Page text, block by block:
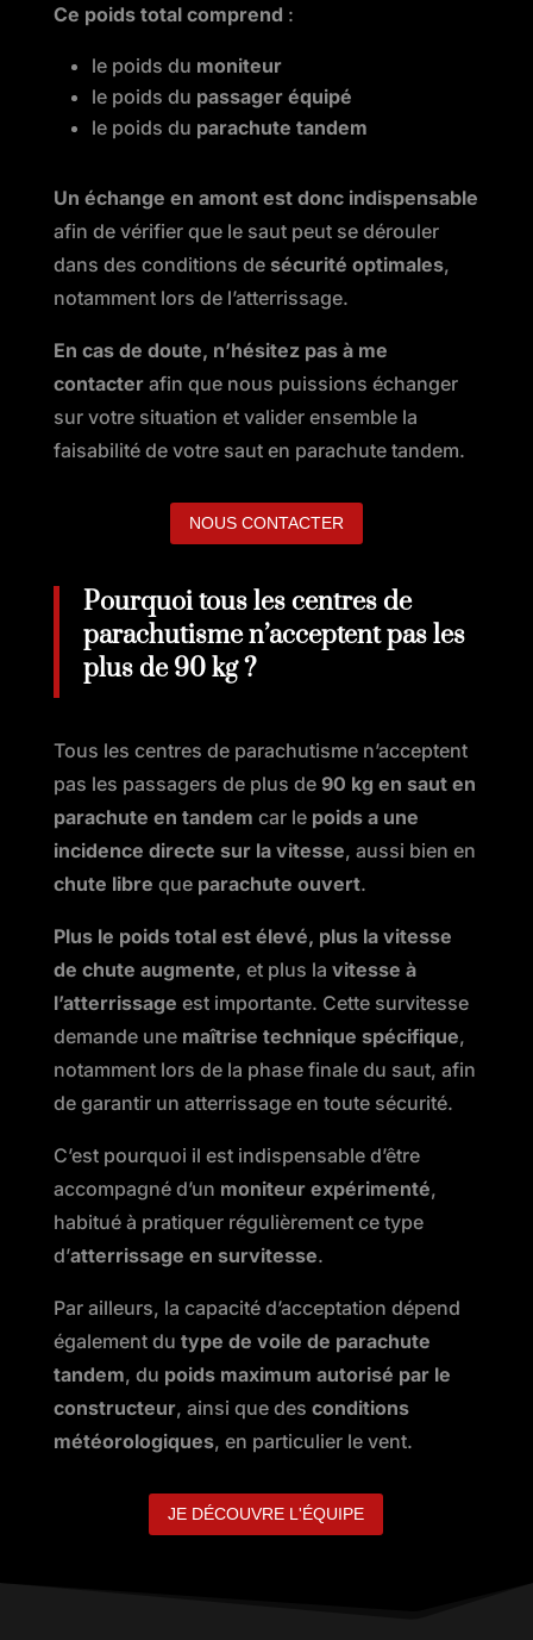
Ce poids total comprend :
le poids du moniteur
le poids du passager équipé
le poids du parachute tandem
Un échange en amont est donc indispensable
afin de vérifier que le saut peut se dérouler
dans des conditions de sécurité optimales,
notamment lors de l’atterrissage.
En cas de doute, n’hésitez pas à me
contacterafin que nous puissions échanger
sur votre situation et valider ensemble la
faisabilité de votre saut en parachute tandem.
NOUS CONTACTER
Pourquoi tous les centres de
parachutisme n’acceptent pas les
plus de 90 kg ?
Tous les centres de parachutisme n’acceptent
pas les passagers de plus de 90 kg en saut en
parachute en tandem car le poids a une
incidence directe sur la vitesse, aussi bien en
chute libre que parachute ouvert.
Plus le poids total est élevé, plus la vitesse
de chute augmente, et plus la vitesse à
l’atterrissage est importante. Cette survitesse
demande une maîtrise technique spécifique,
notamment lors de la phase finale du saut, afin
de garantir un atterrissage en toute sécurité.
C’est pourquoi il est indispensable d’être
accompagné d’un moniteur expérimenté,
habitué à pratiquer régulièrement ce type
d’atterrissage en survitesse.
Par ailleurs, la capacité d’acceptation dépend
également du type de voile de parachute
tandem, du poids maximum autorisé par le
constructeur, ainsi que des conditions
météorologiques, en particulier le vent.
JE DÉCOUVRE L'ÉQUIPE